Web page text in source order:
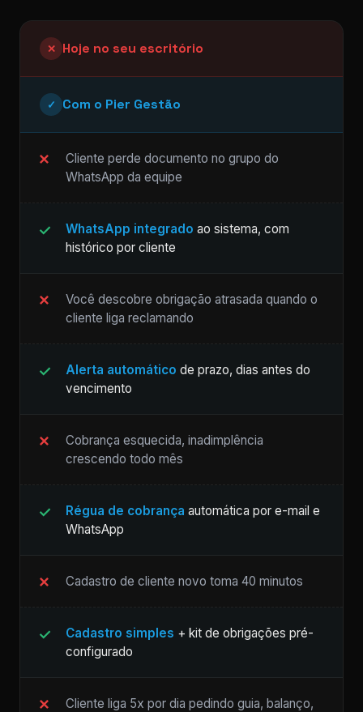
✕ Hoje no seu escritório
✓ Com o Pier Gestão
Cliente perde documento no grupo do
WhatsApp da equipe
WhatsApp integrado ao sistema, com
histórico por cliente
Você descobre obrigação atrasada quando o
cliente liga reclamando
Alerta automático de prazo, dias antes do
vencimento
Cobrança esquecida, inadimplência
crescendo todo mês
Régua de cobrança automática por e-mail e
WhatsApp
Cadastro de cliente novo toma 40 minutos
Cadastro simples + kit de obrigações pré-
configurado
Cliente liga 5x por dia pedindo guia, balanço,